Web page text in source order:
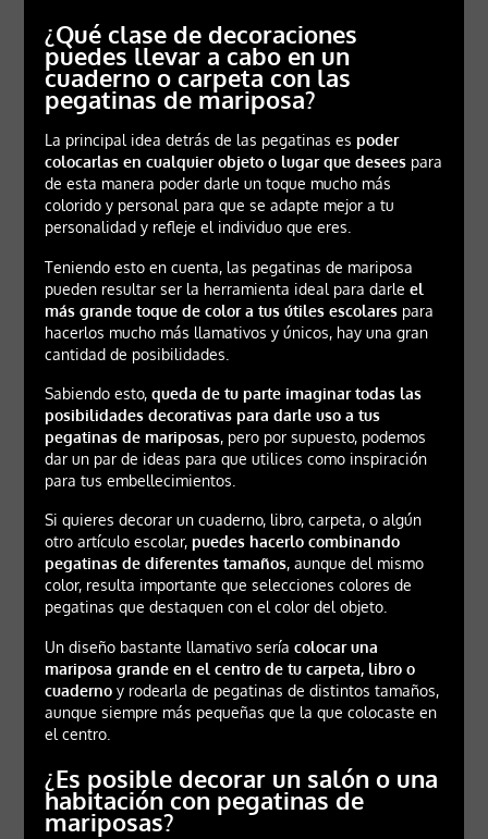
¿Qué clase de decoraciones
puedes llevar a cabo en un
cuaderno o carpeta con las
pegatinas de mariposa?
La principal idea detrás de las pegatinas es poder
colocarlas en cualquier objeto o lugar que deseespara
de esta manera poder darle un toque mucho más
colorido y personal para que se adapte mejor a tu
personalidad y refleje el individuo que eres.
Teniendo esto en cuenta, las pegatinas de mariposa
pueden resultar ser la herramienta ideal para darle el
más grande toque de color a tus útiles escolarespara
hacerlos mucho más llamativos y únicos, hay una gran
cantidad de posibilidades.
Sabiendo esto, queda de tu parte imaginar todas las
posibilidades decorativas para darle uso a tus
pegatinas de mariposas, pero por supuesto, podemos
dar un par de ideas para que utilices como inspiración
para tus embellecimientos.
Si quieres decorar un cuaderno, libro, carpeta, o algún
otro artículo escolar, puedes hacerlo combinando
pegatinas de diferentes tamaños, aunque del mismo
color, resulta importante que selecciones colores de
pegatinas que destaquen con el color del objeto.
Un diseño bastante llamativo sería colocar una
mariposa grande en el centro de tu carpeta, libro o
cuadernoy rodearla de pegatinas de distintos tamaños,
aunque siempre más pequeñas que la que colocaste en
el centro.
¿Es posible decorar un salón o una
habitación con pegatinas de
mariposas?